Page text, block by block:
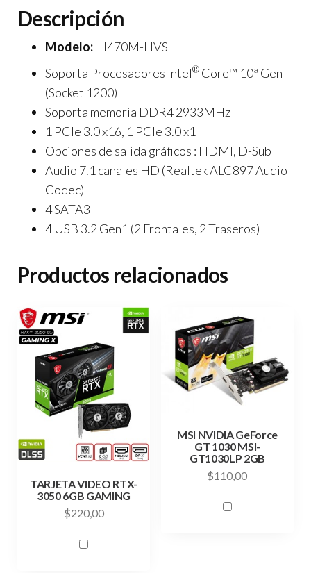
Descripción
Modelo: H470M-HVS
Soporta Procesadores Intel® Core™ 10ª Gen
(Socket 1200)
Soporta memoria DDR4 2933MHz
1 PCIe 3.0 x16, 1 PCIe 3.0 x1
Opciones de salida gráficos : HDMI, D-Sub
Audio 7.1 canales HD (Realtek ALC897 Audio
Codec)
4 SATA3
4 USB 3.2 Gen1 (2 Frontales, 2 Traseros)
Productos relacionados
TARJETA VIDEO RTX-
3050 6GB GAMING
$220,00
MSI NVIDIA GeForce
GT 1030 MSI-
GT1030LP 2GB
$110,00